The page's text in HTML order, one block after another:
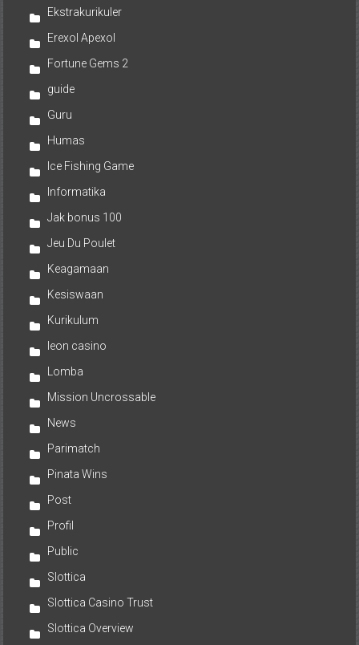
Ekstrakurikuler
Erexol Apexol
Fortune Gems 2
guide
Guru
Humas
Ice Fishing Game
Informatika
Jak bonus 100
Jeu Du Poulet
Keagamaan
Kesiswaan
Kurikulum
leon casino
Lomba
Mission Uncrossable
News
Parimatch
Pinata Wins
Post
Profil
Public
Slottica
Slottica Casino Trust
Slottica Overview